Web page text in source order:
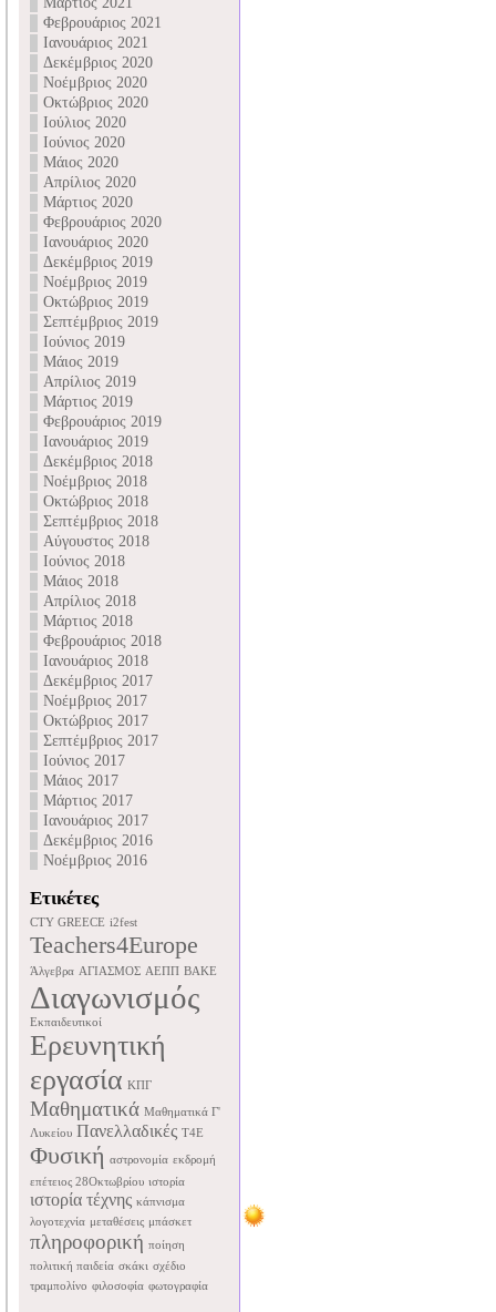
Φεβρουάριος 2021
Ιανουάριος 2021
Δεκέμβριος 2020
Νοέμβριος 2020
Οκτώβριος 2020
Ιούλιος 2020
Ιούνιος 2020
Μάιος 2020
Απρίλιος 2020
Μάρτιος 2020
Φεβρουάριος 2020
Ιανουάριος 2020
Δεκέμβριος 2019
Νοέμβριος 2019
Οκτώβριος 2019
Σεπτέμβριος 2019
Ιούνιος 2019
Μάιος 2019
Απρίλιος 2019
Μάρτιος 2019
Φεβρουάριος 2019
Ιανουάριος 2019
Δεκέμβριος 2018
Νοέμβριος 2018
Οκτώβριος 2018
Σεπτέμβριος 2018
Αύγουστος 2018
Ιούνιος 2018
Μάιος 2018
Απρίλιος 2018
Μάρτιος 2018
Φεβρουάριος 2018
Ιανουάριος 2018
Δεκέμβριος 2017
Νοέμβριος 2017
Οκτώβριος 2017
Σεπτέμβριος 2017
Ιούνιος 2017
Μάιος 2017
Μάρτιος 2017
Ιανουάριος 2017
Δεκέμβριος 2016
Νοέμβριος 2016
Ετικέτες
CTY GREECE i2fest
Teachers4Europe
Άλγεβρα ΑΓΙΑΣΜΟΣ ΑΕΠΠ ΒΑΚΕ
Διαγωνισμός
Εκπαιδευτικοί
Ερευνητική
εργασία ΚΠΓ
Μαθηματικά Μαθηματικά Γ'
Λυκείου Πανελλαδικές Τ4Ε
Φυσική αστρονομία εκδρομή
επέτειος 28Οκτωβρίου ιστορία
ιστορία τέχνης κάπνισμα
λογοτεχνία μεταθέσεις μπάσκετ
πληροφορική ποίηση
πολιτική παιδεία σκάκι σχέδιο
τραμπολίνο φιλοσοφία φωτογραφία